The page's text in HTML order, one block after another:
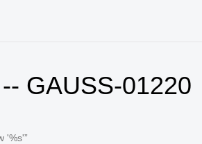
GAUSS-01220
'%s'”